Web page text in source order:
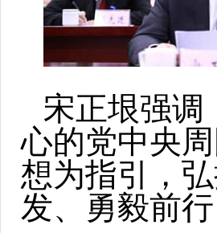
宋正垠强调
心的党中央
想为指引，
发、勇毅前